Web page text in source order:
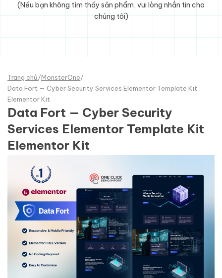
(Nếu bạn không tìm thấy sản phẩm, vui lòng nhắn tin cho
chúng tôi)
Trang chủ/MonsterOne/
Data Fort — Cyber Security Services Elementor Template Kit
Elementor Kit
Data Fort — Cyber Security
Services Elementor Template Kit
Elementor Kit